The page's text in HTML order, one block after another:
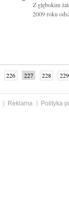
Z głębokim
2009 roku
226 227 228
229
Reklama
Polityka